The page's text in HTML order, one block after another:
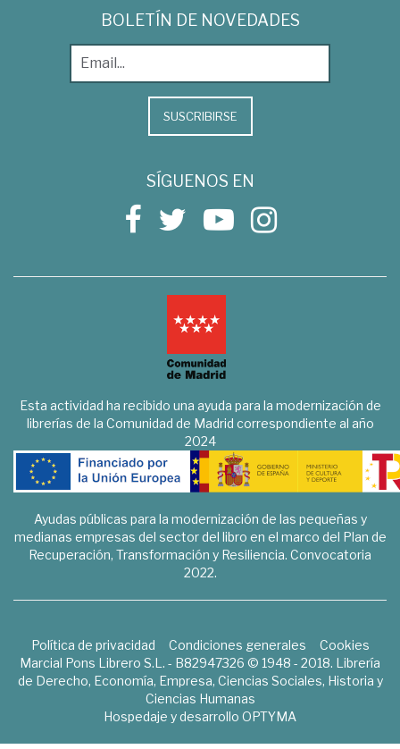
BOLETÍN DE NOVEDADES
SUSCRIBIRSE
SÍGUENOS EN
Esta actividad ha recibido una ayuda para la modernización de
librerías de la Comunidad de Madrid correspondiente al año
2024
Ayudas públicas para la modernización de las pequeñas y
medianas empresas del sector del libro en el marco del Plan de
Recuperación, Transformación y Resiliencia. Convocatoria
2022.
Política de privacidad Condiciones generales
Cookies
Marcial Pons Librero S.L. - B82947326 © 1948 - 2018. Librería
de Derecho, Economía, Empresa, Ciencias Sociales, Historia y
Ciencias Humanas
Hospedaje y desarrollo OPTYMA